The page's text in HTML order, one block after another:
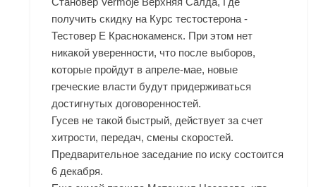
получить скидку на Курс тестостерона -
Тестовер Е Краснокаменск. При этом нет
никакой уверенности, что после выборов,
которые пройдут в апреле-мае, новые
греческие власти будут придерживаться
достигнутых договоренностей.
Гусев не такой быстрый, действует за счет
хитрости, передач, смены скоростей.
Предварительное заседание по иску состоится
6 декабря.